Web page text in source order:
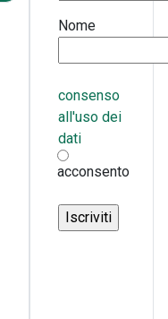
Nome
consenso
all'uso dei
dati
acconsento